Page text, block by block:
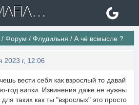
✌ CS-MAFIA.RU ✌ Игровые сервера Counter Strike 1.6
/ Форум / Флудильня / А чё всмысле ?
2023 г, 12:06
вести себя как взрослый то давай
год випки. Извинения даже не нужны
таких как ты "взрослых" это просто